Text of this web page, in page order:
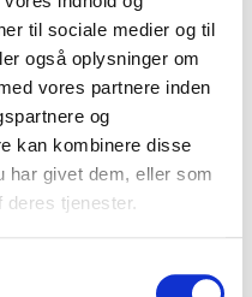
til sociale medier og til
også oplysninger om
vores partnere inden
og
kan kombinere disse
har givet dem, eller som
deres tjenester.
bysbarn Thorvald
[…]
at man i år ventede